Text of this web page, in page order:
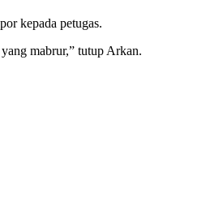
kepada petugas.
mabrur,” tutup Arkan.